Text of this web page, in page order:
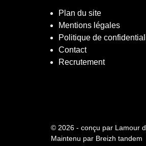
Plan du site
Mentions légales
Politique de
Contact
Recrutement
© 2026 - conçu par Lamour
Maintenu par Breizh tandem